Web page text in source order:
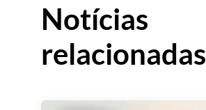
Notícias
relacionadas